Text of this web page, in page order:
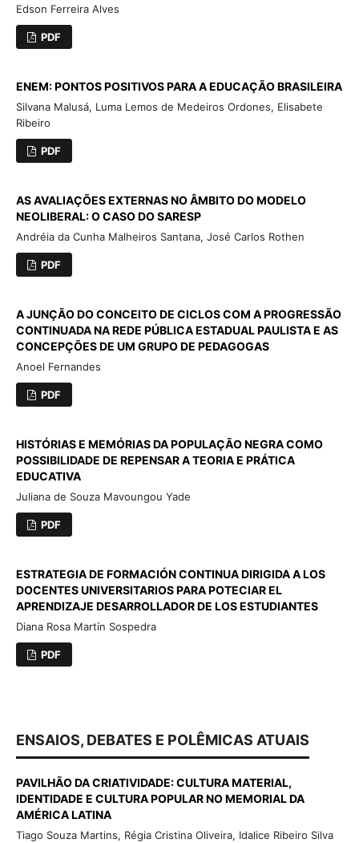
Edson Ferreira Alves
PDF
ENEM: PONTOS POSITIVOS PARA A EDUCAÇÃO BRASILEIRA
Silvana Malusá, Luma Lemos de Medeiros Ordones, Elisabete
Ribeiro
PDF
AS AVALIAÇÕES EXTERNAS NO ÂMBITO DO MODELO
NEOLIBERAL: O CASO DO SARESP
Andréia da Cunha Malheiros Santana, José Carlos Rothen
PDF
A JUNÇÃO DO CONCEITO DE CICLOS COM A PROGRESSÃO
CONTINUADA NA REDE PÚBLICA ESTADUAL PAULISTA E AS
CONCEPÇÕES DE UM GRUPO DE PEDAGOGAS
Anoel Fernandes
PDF
HISTÓRIAS E MEMÓRIAS DA POPULAÇÃO NEGRA COMO
POSSIBILIDADE DE REPENSAR A TEORIA E PRÁTICA
EDUCATIVA
Juliana de Souza Mavoungou Yade
PDF
ESTRATEGIA DE FORMACIÓN CONTINUA DIRIGIDA A LOS
DOCENTES UNIVERSITARIOS PARA POTECIAR EL
APRENDIZAJE DESARROLLADOR DE LOS ESTUDIANTES
Diana Rosa Martín Sospedra
PDF
ENSAIOS, DEBATES E POLÊMICAS ATUAIS
PAVILHÃO DA CRIATIVIDADE: CULTURA MATERIAL,
IDENTIDADE E CULTURA POPULAR NO MEMORIAL DA
AMÉRICA LATINA
Tiago Souza Martins, Régia Cristina Oliveira, Idalice Ribeiro Silva